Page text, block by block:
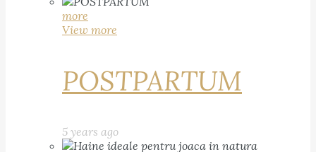
more
View more
POSTPARTUM
5 years ago